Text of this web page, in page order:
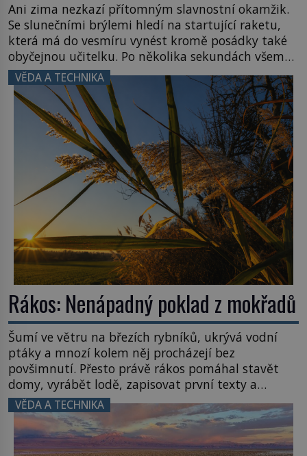
Ani zima nezkazí přítomným slavnostní okamžik.
Se slunečními brýlemi hledí na startující raketu,
která má do vesmíru vynést kromě posádky také
obyčejnou učitelku. Po několika sekundách všem
ztuhnou úsměvy, stroj totiž exploduje. Jejich
konstrukce není z levného kraje, daňové
poplatníky stojí miliardy dolarů. Na druhou stranu
zvládnou jen představitelné věci. Na malé kousky
Název: Columbia První […]
VĚDA A TECHNIKA
Rákos: Nenápadný poklad z mokřadů
Šumí ve větru na březích rybníků, ukrývá vodní
ptáky a mnozí kolem něj procházejí bez
povšimnutí. Přesto právě rákos pomáhal stavět
domy, vyrábět lodě, zapisovat první texty a
inspiroval řadu pověstí. Tato skromná, ale
užitečná rostlina provází člověka už tisíce let.
Většina lidí vnímá rákos jen jako obyčejnou kulisu
letního koupání. Stačí se však podívat […]
VĚDA A TECHNIKA